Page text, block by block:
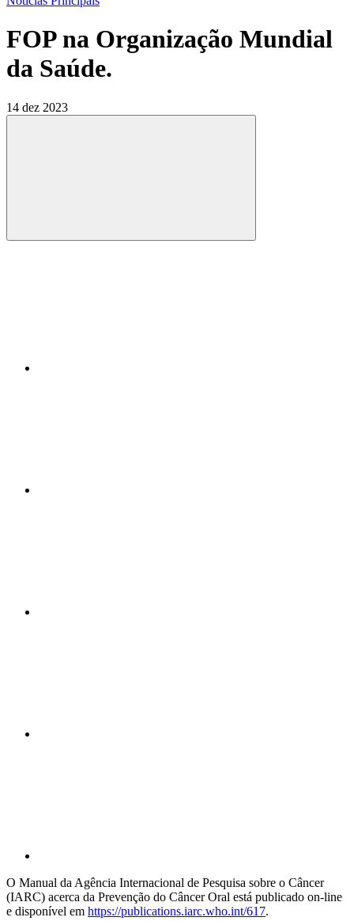
FOP na Organização Mundial
da Saúde.
14 dez 2023
Compartilhar
O Manual da Agência Internacional de Pesquisa sobre o Câncer
(IARC) acerca da Prevenção do Câncer Oral está publicado on-line
e disponível em https://publications.iarc.who.int/617.